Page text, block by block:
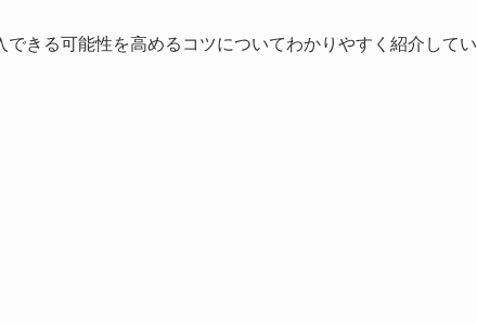
きる可能性を高めるコツについてわかりやすく紹介してい